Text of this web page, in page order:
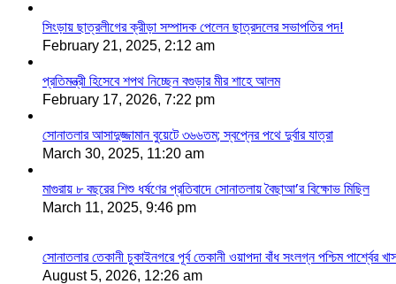
সিংড়ায় ছাত্রলীগের ক্রীড়া সম্পাদক পেলেন ছাত্রদলের সভাপতির পদ!
February 21, 2025, 2:12 am
প্রতিমন্ত্রী হিসেবে শপথ নিচ্ছেন বগুড়ার মীর শাহে আলম
February 17, 2026, 7:22 pm
সোনাতলার আসাদুজ্জামান বুয়েটে ৩৬৬তম; স্বপ্নের পথে দুর্বার যাত্রা
March 30, 2025, 11:20 am
মাগুরায় ৮ বছরের শিশু ধর্ষণের প্রতিবাদে সোনাতলায় বৈছাআ’র বিক্ষোভ মিছিল
March 11, 2025, 9:46 pm
সোনাতলার তেকানী চুকাইনগরে পূর্ব তেকানী ওয়াপদা বাঁধ সংলগ্ন পশ্চিম পার্শ্বের
August 5, 2026, 12:26 am